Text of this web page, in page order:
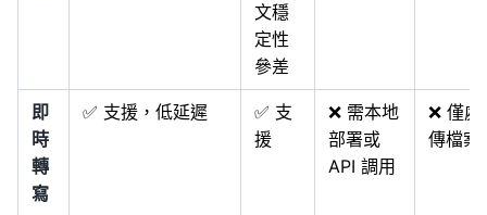
文穩
定性
參差
即
時
轉
寫
✅ 支援，低延遲
✅ 支
援
❌ 需本地
部署或
API 調用
❌ 僅
傳檔案